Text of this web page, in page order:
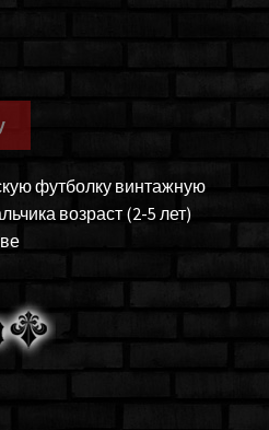
футболку винтажную
возраст (2-5 лет)